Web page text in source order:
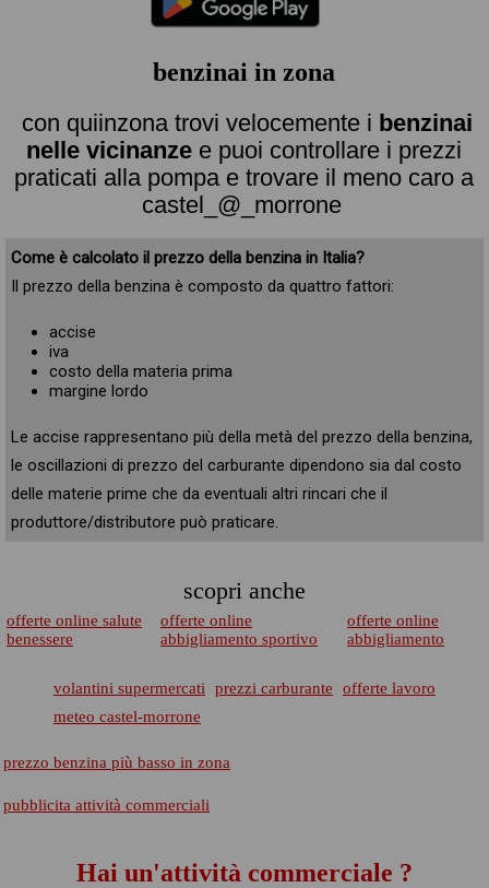
benzinai in zona
con quiinzona trovi velocemente i benzinai
nelle vicinanze e puoi controllare i prezzi
praticati alla pompa e trovare il meno caro a
castel_@_morrone
Come è calcolato il prezzo della benzina in Italia?
Il prezzo della benzina è composto da quattro fattori:
accise
iva
costo della materia prima
margine lordo
Le accise rappresentano più della metà del prezzo della benzina,
le oscillazioni di prezzo del carburante dipendono sia dal costo
delle materie prime che da eventuali altri rincari che il
produttore/distributore può praticare.
scopri anche
offerte online salute
benessere
offerte online
abbigliamento sportivo
offerte online
abbigliamento
volantini supermercati prezzi carburante
offerte lavoro
meteo castel-morrone
prezzo benzina più basso in zona
pubblicita attività commerciali
Hai un'attività commerciale ?